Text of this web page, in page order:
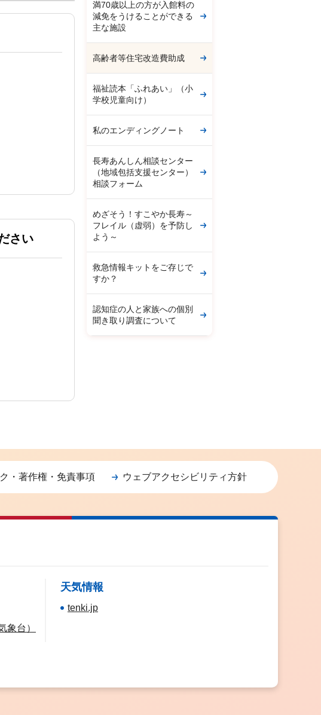
さい
満70歳以上の方が入館料の
減免をうけることができる
主な施設
高齢者等住宅改造費助成
福祉読本「ふれあい」（小
学校児童向け）
私のエンディングノート
長寿あんしん相談センター
（地域包括支援センター）
相談フォーム
めざそう！すこやか長寿～
フレイル（虚弱）を予防し
よう～
救急情報キットをご存じで
すか？
認知症の人と家族への個別
聞き取り調査について
・著作権・免責事項 ウェブアクセシビリティ方針
象台）
天気情報
tenki.jp